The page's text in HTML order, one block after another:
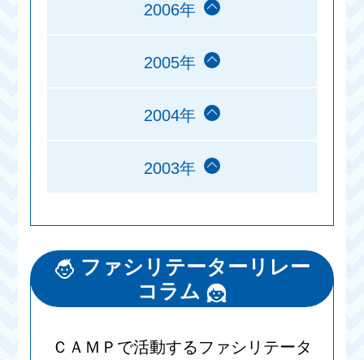
2006年
2005年
2004年
2003年
ファシリテーターリレー
コラム
ＣＡＭＰで活動するファシリテータ